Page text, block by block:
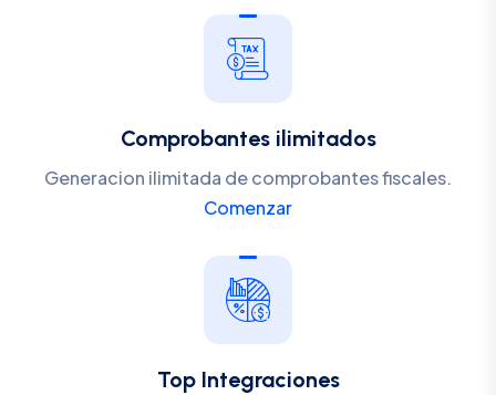
Comprobantes ilimitados
Generacion ilimitada de comprobantes fiscales.
Comenzar
Top Integraciones